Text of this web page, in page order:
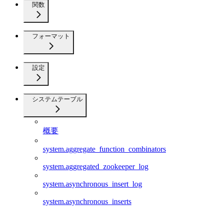
関数
フォーマット
設定
システムテーブル
概要
system.aggregate_function_combinators
system.aggregated_zookeeper_log
system.asynchronous_insert_log
system.asynchronous_inserts